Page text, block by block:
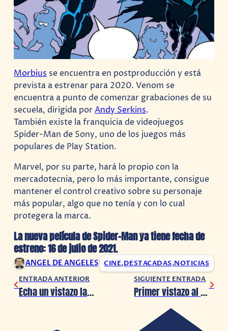
Morbius se encuentra en postproducción y está
prevista a estrenar para 2020. Venom se
encuentra a punto de comenzar grabaciones de su
secuela, dirigida porAndy Serkins.
También existe la franquicia de videojuegos
Spider-Man de Sony, uno de los juegos más
populares de Play Station.
Marvel, por su parte, hará lo propio con la
mercadotecnia, pero lo más importante, consigue
mantener el control creativo sobre su personaje
más popular, algo que no tenía y con lo cual
protegera la marca.
La nueva película de Spider-Man ya tiene fecha de
estreno: 16 de julio de 2021.
ANGEL DE ANGELES CINE,DESTACADAS,NOTICIAS
ENTRADA ANTERIOR
Echa un vistazo las 24 horas al mundo de Pokémon Sword y Shield
SIGUIENTE ENTRADA
Primer vistazo al Superman de Brandon Routh